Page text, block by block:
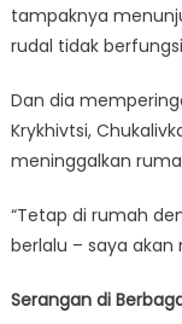
tampaknya
rudal tidak
Dan dia
Krykhivtsi,
meninggalkan
“Tetap di rumah
berlalu – saya
Serangan di